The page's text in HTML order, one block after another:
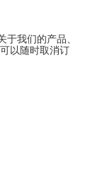
我们的产品、
以随时取消订